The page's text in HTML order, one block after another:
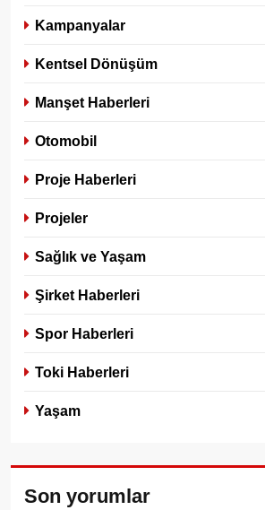
Kampanyalar
Kentsel Dönüşüm
Manşet Haberleri
Otomobil
Proje Haberleri
Projeler
Sağlık ve Yaşam
Şirket Haberleri
Spor Haberleri
Toki Haberleri
Yaşam
Son yorumlar